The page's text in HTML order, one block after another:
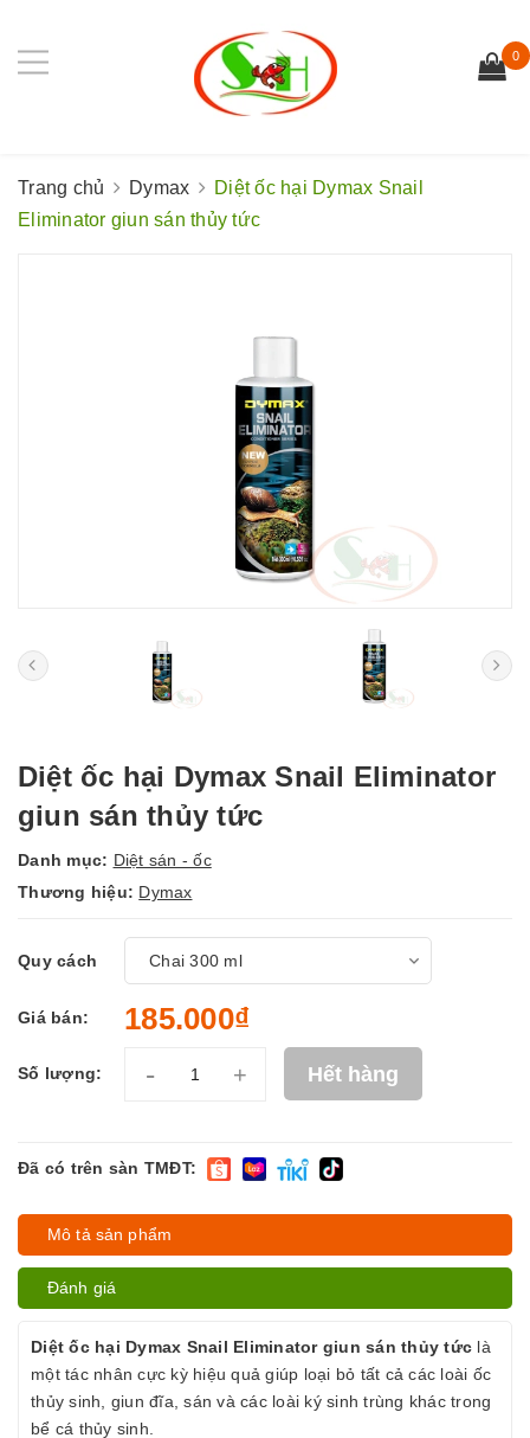
0
Trang chủ Dymax
Diệt ốc hại Dymax Snail
Eliminator giun sán thủy tức
Diệt ốc hại Dymax Snail Eliminator
giun sán thủy tức
Danh mục: Diệt sán - ốc
Thương hiệu: Dymax
Quy cách
Giá bán: 185.000₫
Số lượng: - + Hết hàng
Đã có trên sàn TMĐT:
Mô tả sản phẩm
Đánh giá
Diệt ốc hại Dymax Snail Eliminator giun sán thủy tức là
một tác nhân cực kỳ hiệu quả giúp loại bỏ tất cả các loài ốc
thủy sinh, giun đĩa, sán và các loài ký sinh trùng khác trong
bể cá thủy sinh.